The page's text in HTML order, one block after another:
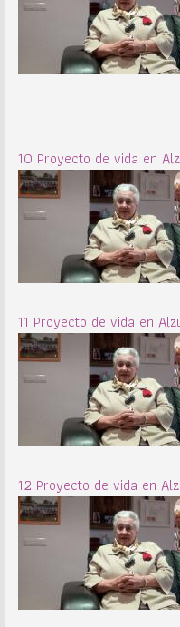
10 Proyecto de vida en
11 Proyecto de vida en
12 Proyecto de vida en